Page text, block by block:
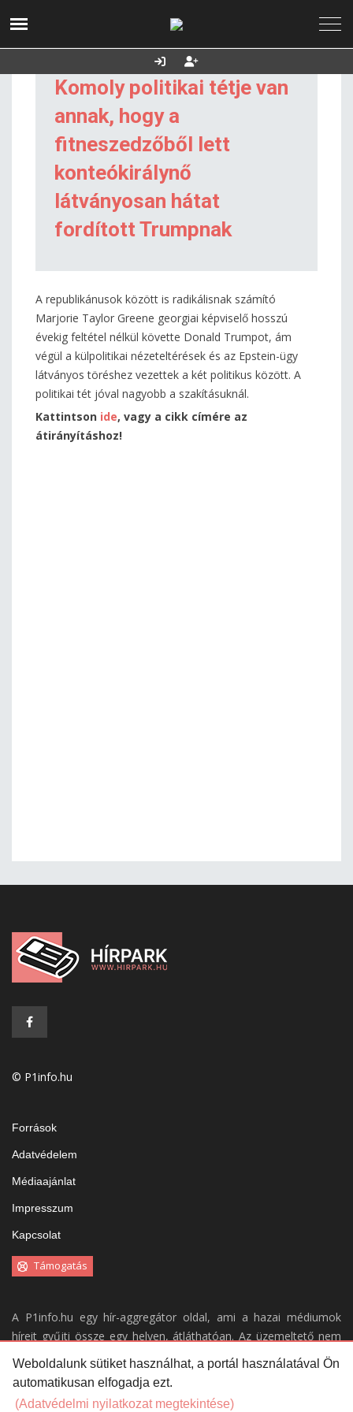
Weboldalunk sütiket használhat, a portál használatával Ön
automatikusan elfogadja ezt.
(Adatvédelmi nyilatkozat megtekintése)
2026.08.06. 11:40
Támogatás
Komoly politikai tétje van
annak, hogy a
fitneszedzőből lett
konteókirálynő
látványosan hátat
fordított Trumpnak
A republikánusok között is radikálisnak számító
Marjorie Taylor Greene georgiai képviselő hosszú
évekig feltétel nélkül követte Donald Trumpot, ám
végül a külpolitikai nézeteltérések és az Epstein-ügy
látványos töréshez vezettek a két politikus között. A
politikai tét jóval nagyobb a szakításuknál.
Kattintson ide, vagy a cikk címére az
átirányításhoz!
© P1info.hu
Források
Adatvédelem
Médiaajánlat
Impresszum
Kapcsolat
Támogatás
A P1info.hu egy hír-aggregátor oldal, ami a hazai médiumok
híreit gyűjti össze egy helyen, átláthatóan. Az üzemeltető nem
vállal felelősséget a weboldal tartalmáért.
Portálunk kizárólag aforrásaink
azok tartalmáért, helyességéért nem vállal felelősséget. A